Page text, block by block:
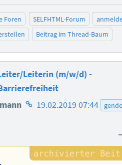
Foren SELFHTML-Forum
Beitrag im Thread-Baum
Leiterin (m/w/d) -
Homepage
19.02.2019 07:44